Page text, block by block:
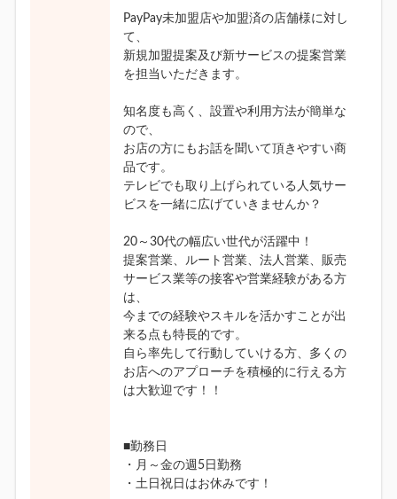
PayPay未加盟店や加盟済の店舗様に対し
て、
新規加盟提案及び新サービスの提案営業
を担当いただきます。
知名度も高く、設置や利用方法が簡単な
ので、
お店の方にもお話を聞いて頂きやすい商
品です。
テレビでも取り上げられている人気サー
ビスを一緒に広げていきませんか？
20～30代の幅広い世代が活躍中！
提案営業、ルート営業、法人営業、販売
サービス業等の接客や営業経験がある方
は、
今までの経験やスキルを活かすことが出
来る点も特長的です。
自ら率先して行動していける方、多くの
お店へのアプローチを積極的に行える方
は大歓迎です！！
■勤務日
・月～金の週5日勤務
・土日祝日はお休みです！